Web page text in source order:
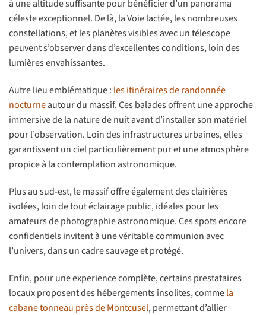
à une altitude suffisante pour bénéficier d’un panorama
céleste exceptionnel. De là, la Voie lactée, les nombreuses
constellations, et les planètes visibles avec un télescope
peuvent s’observer dans d’excellentes conditions, loin des
lumières envahissantes.
Autre lieu emblématique : les itinéraires de randonnée
nocturneautour du massif. Ces balades offrent une approche
immersive de la nature de nuit avant d’installer son matériel
pour l’observation. Loin des infrastructures urbaines, elles
garantissent un ciel particulièrement pur et une atmosphère
propice à la contemplation astronomique.
Plus au sud-est, le massif offre également des clairières
isolées, loin de tout éclairage public, idéales pour les
amateurs de photographie astronomique. Ces spots encore
confidentiels invitent à une véritable communion avec
l’univers, dans un cadre sauvage et protégé.
Enfin, pour une experience complète, certains prestataires
locaux proposent des hébergements insolites, commela
cabane tonneau près de Montcusel, permettant d’allier